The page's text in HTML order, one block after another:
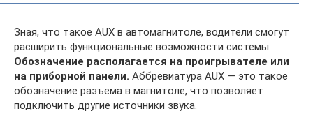
Зная, что такое AUX в автомагнитоле, водители смогут
расширить функциональные возможности системы.
Обозначение располагается на проигрывателе или
на приборной панели. Аббревиатура AUX — это такое
обозначение разъема в магнитоле, что позволяет
подключить другие источники звука.